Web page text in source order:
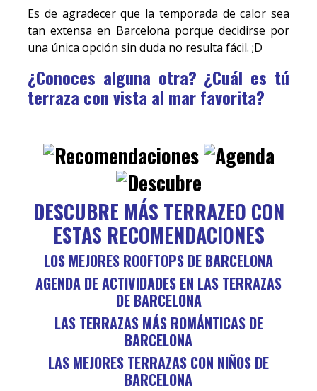
Es de agradecer que la temporada de calor sea
tan extensa en Barcelona porque decidirse por
una única opción sin duda no resulta fácil. ;D
¿Conoces alguna otra? ¿Cuál es tú
terraza con vista al mar favorita?
DESCUBRE MÁS TERRAZEO CON
ESTAS RECOMENDACIONES
LOS MEJORES ROOFTOPS DE BARCELONA
AGENDA DE ACTIVIDADES EN LAS TERRAZAS
DE BARCELONA
LAS TERRAZAS MÁS ROMÁNTICAS DE
BARCELONA
LAS MEJORES TERRAZAS CON NIÑOS DE
BARCELONA